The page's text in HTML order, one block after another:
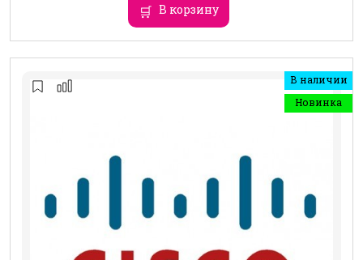
В корзину
В наличии
Новинка